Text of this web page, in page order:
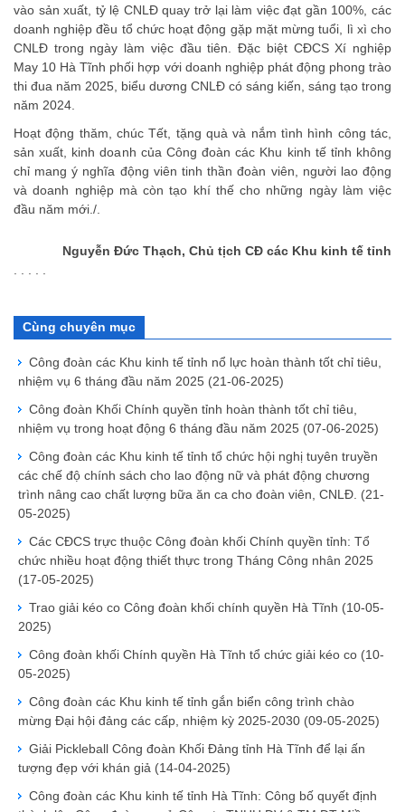
vào sản xuất, tỷ lệ CNLĐ quay trở lại làm việc đạt gần 100%, các
doanh nghiệp đều tổ chức hoạt động gặp mặt mừng tuổi, lì xì cho
CNLĐ trong ngày làm việc đầu tiên. Đặc biệt CĐCS Xí nghiệp
May 10 Hà Tĩnh phối hợp với doanh nghiệp phát động phong trào
thi đua năm 2025, biểu dương CNLĐ có sáng kiến, sáng tạo trong
năm 2024.
Hoạt động thăm, chúc Tết, tặng quà và nắm tình hình công tác,
sản xuất, kinh doanh của Công đoàn các Khu kinh tế tỉnh không
chỉ mang ý nghĩa động viên tinh thần đoàn viên, người lao động
và doanh nghiệp mà còn tạo khí thế cho những ngày làm việc
đầu năm mới./.
Nguyễn Đức Thạch, Chủ tịch CĐ các Khu kinh tế tỉnh
. . . . .
Cùng chuyên mục
Công đoàn các Khu kinh tế tỉnh nổ lực hoàn thành tốt chỉ tiêu,
nhiệm vụ 6 tháng đầu năm 2025 (21-06-2025)
Công đoàn Khối Chính quyền tỉnh hoàn thành tốt chỉ tiêu,
nhiệm vụ trong hoạt động 6 tháng đầu năm 2025 (07-06-2025)
Công đoàn các Khu kinh tế tỉnh tổ chức hội nghị tuyên truyền
các chế độ chính sách cho lao động nữ và phát động chương
trình nâng cao chất lượng bữa ăn ca cho đoàn viên, CNLĐ. (21-
05-2025)
Các CĐCS trực thuộc Công đoàn khối Chính quyền tỉnh: Tổ
chức nhiều hoạt động thiết thực trong Tháng Công nhân 2025
(17-05-2025)
Trao giải kéo co Công đoàn khối chính quyền Hà Tĩnh (10-05-
2025)
Công đoàn khối Chính quyền Hà Tĩnh tổ chức giải kéo co (10-
05-2025)
Công đoàn các Khu kinh tế tỉnh gắn biển công trình chào
mừng Đại hội đảng các cấp, nhiệm kỳ 2025-2030 (09-05-2025)
Giải Pickleball Công đoàn Khối Đảng tỉnh Hà Tĩnh để lại ấn
tượng đẹp với khán giả (14-04-2025)
Công đoàn các Khu kinh tế tỉnh Hà Tĩnh: Công bố quyết định